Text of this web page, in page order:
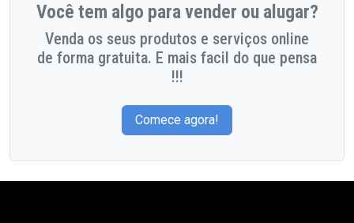
Você tem algo para vender ou alugar?
Venda os seus produtos e serviços online
de forma gratuita. E mais facil do que pensa
!!!
Comece agora!